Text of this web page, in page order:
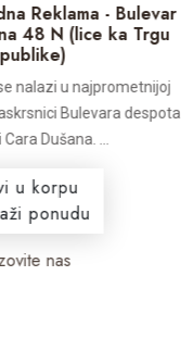
Reklama - Bulevar
48 N (lice ka Trgu
nalazi u najprometnijoj
Bulevara despota
Dušana. ...
u korpu
ponudu
nas